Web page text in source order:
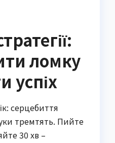
ломку
успіх
серцебиття
тремтять. Пийте
30 хв –